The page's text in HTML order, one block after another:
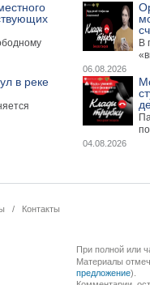
В
06.08.2026
в реке
04.08.2026
/ Контакты
При полной или
Материалы
предложение).